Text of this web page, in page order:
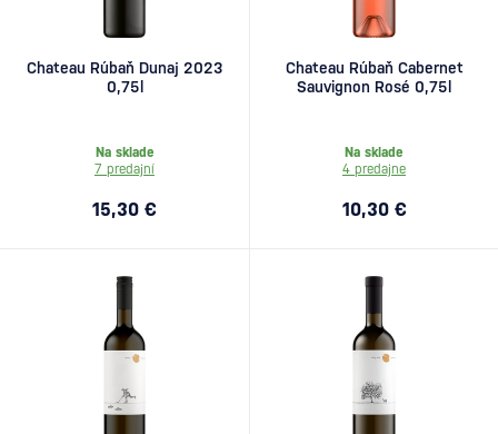
Chateau Rúbaň Dunaj 2023
0,75l
Na sklade
7 predajní
15,30 €
Chateau Rúbaň Cabernet
Sauvignon Rosé 0,75l
Na sklade
4 predajne
10,30 €